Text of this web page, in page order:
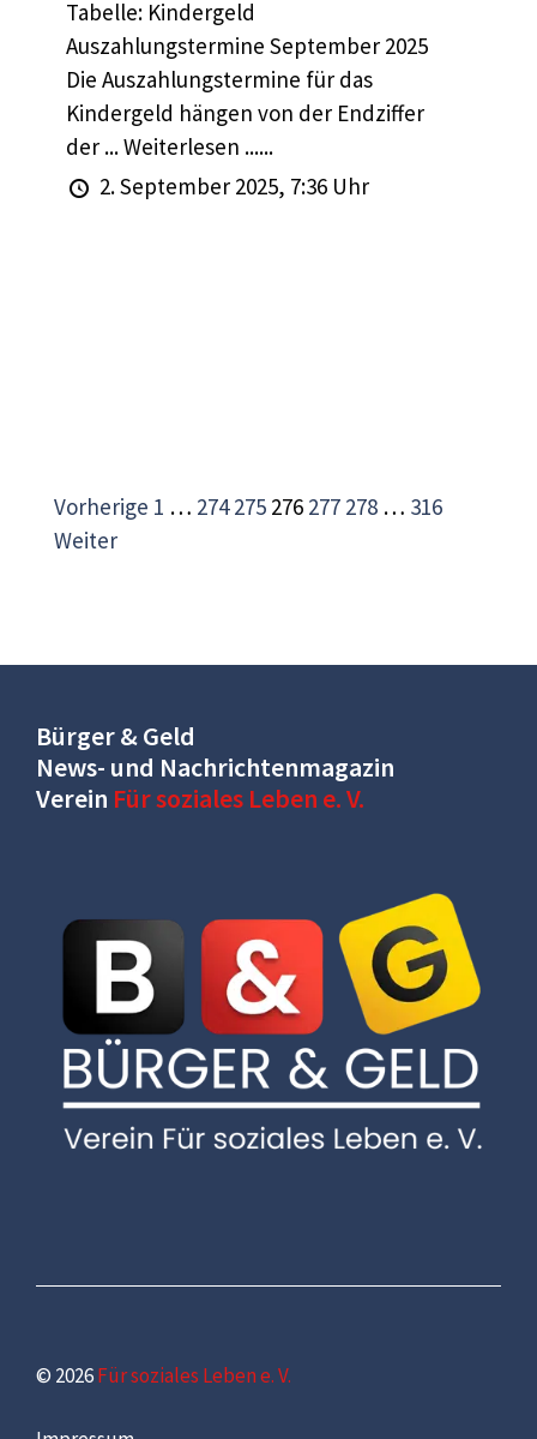
Tabelle: Kindergeld
Auszahlungstermine September 2025
Die Auszahlungstermine für das
Kindergeld hängen von der Endziffer
der ... Weiterlesen ......
2. September 2025, 7:36 Uhr
Vorherige 1 … 274 275 276 277 278 … 316
Weiter
Bürger & Geld
News- und Nachrichtenmagazin
Verein Für soziales Leben e. V.
© 2026Für soziales Leben e. V.